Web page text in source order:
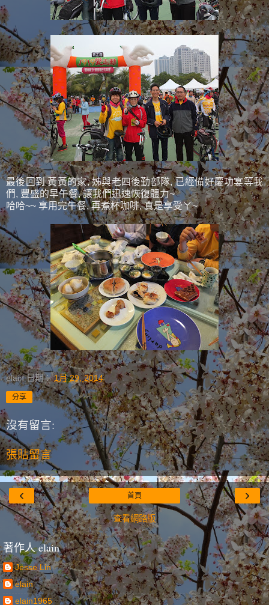
最後回到 黃黃的家, 姊與老四後勤部隊, 已經備好慶功宴等我
們, 豐盛的早午餐, 讓我們迅速恢復體力~
哈哈~~ 享用完午餐, 再煮杯咖啡, 真是享受ㄚ~
elain 日期：1月 29, 2014
分享
沒有留言:
張貼留言
‹ ›
首頁
查看網路版
著作人 elain
Jesse Lin
elain
elain1965